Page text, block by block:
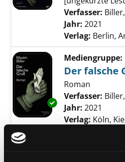
Verfasser:
Jahr: 2021
Verlag: Berlin,
Exemplar-Details
Mediengruppe:
Der falsche
Roman
Verfasser:
Jahr: 2021
Verlag: Köln,